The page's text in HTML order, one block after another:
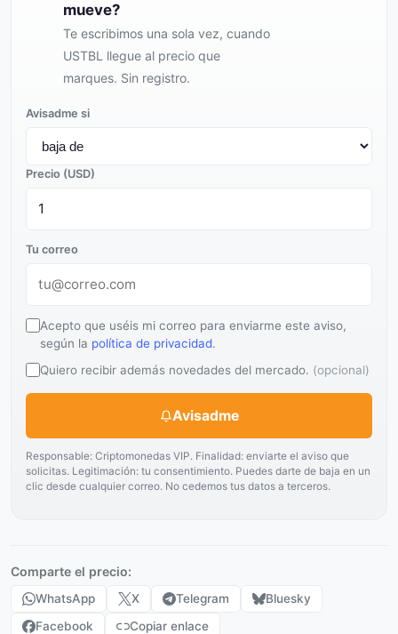
mueve?
Te escribimos una sola vez, cuando
USTBL llegue al precio que
marques. Sin registro.
Avisadme si
Precio (USD)
Tu correo
Acepto que uséis mi correo para enviarme este aviso,
según la política de privacidad.
Quiero recibir además novedades del mercado. (opcional)
Avisadme
Responsable: Criptomonedas VIP. Finalidad: enviarte el aviso que
solicitas. Legitimación: tu consentimiento. Puedes darte de baja en un
clic desde cualquier correo. No cedemos tus datos a terceros.
Comparte el precio:
WhatsApp X Telegram
Bluesky
Facebook
Copiar enlace